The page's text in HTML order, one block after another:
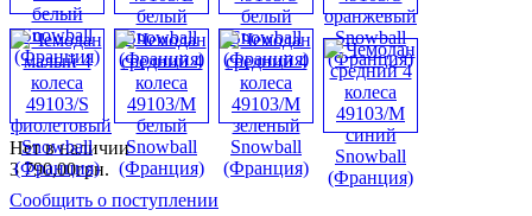
Нет в наличии
3 790,00грн.
Сообщить о поступлении